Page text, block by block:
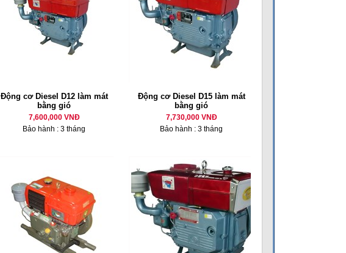
Động cơ Diesel D12 làm mát
bằng gió
7,600,000 VNĐ
Bảo hành : 3 tháng
Động cơ Diesel D15 làm mát
bằng gió
7,730,000 VNĐ
Bảo hành : 3 tháng